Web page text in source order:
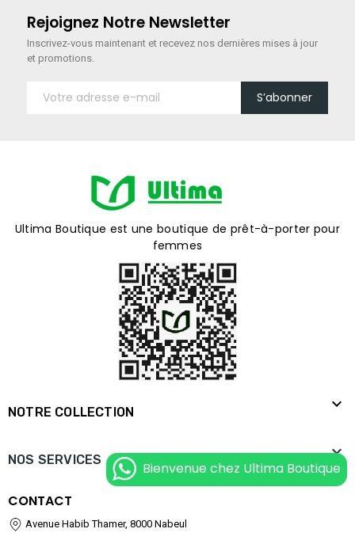
Rejoignez Notre Newsletter
Inscrivez-vous maintenant et recevez nos dernières mises à jour
et promotions.
S’abonner
Ultima Boutique est une boutique de prêt-à-porter pour
femmes
NOTRE COLLECTION 
NOS SERVICES 
CONTACT
Avenue Habib Thamer, 8000 Nabeul
Bienvenue chez Ultima Boutique